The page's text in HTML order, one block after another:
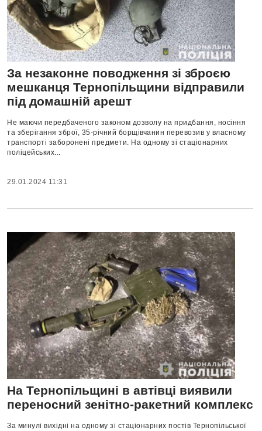
За незаконне поводження зі зброєю
мешканця Тернопільщини відправили
під домашній арешт
Не маючи передбаченого законом дозволу на придбання, носіння
та зберігання зброї, 35-річний борщівчанин перевозив у власному
транспорті заборонені предмети. На одному зі стаціонарних
поліцейських...
29.01.2024 11:31
На Тернопільщині в автівці виявили
переносний зенітно-ракетний комплекс
За минулі вихідні на одному зі стаціонарних постів Тернопільської